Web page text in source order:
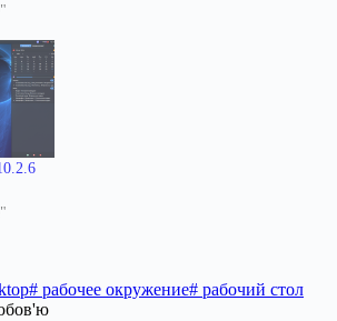
# рабочее окружение# рабочий стол